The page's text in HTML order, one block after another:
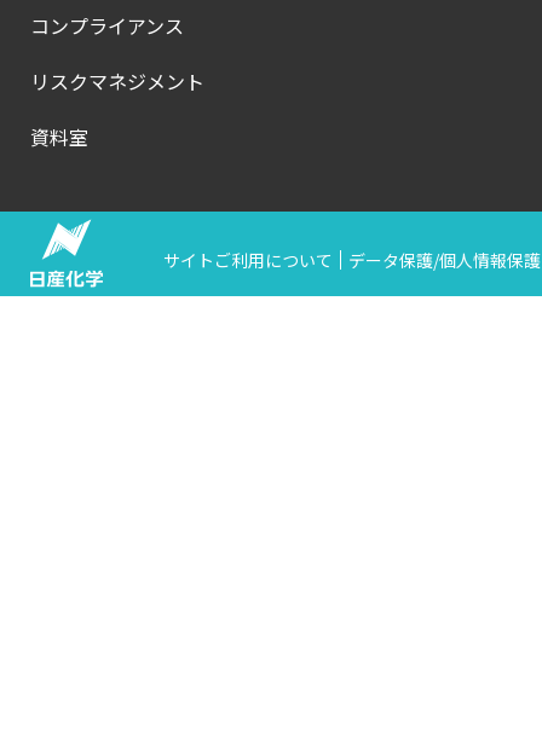
コンプライアンス
リスクマネジメント
資料室
サイトご利用について データ保護/個人情報保